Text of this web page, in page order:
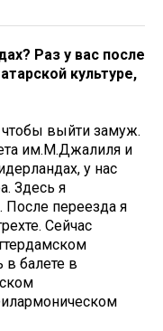
Раз у вас после
культуре,
чтобы выйти замуж.
им.М.Джалиля и
у нас
Здесь я
переезда я
Сейчас
в балете в